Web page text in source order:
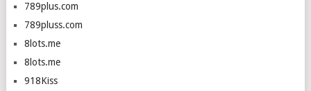
789plus.com
789pluss.com
8lots.me
8lots.me
918Kiss